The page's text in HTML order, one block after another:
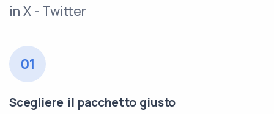
in X - Twitter
01
Scegliere il pacchetto giusto